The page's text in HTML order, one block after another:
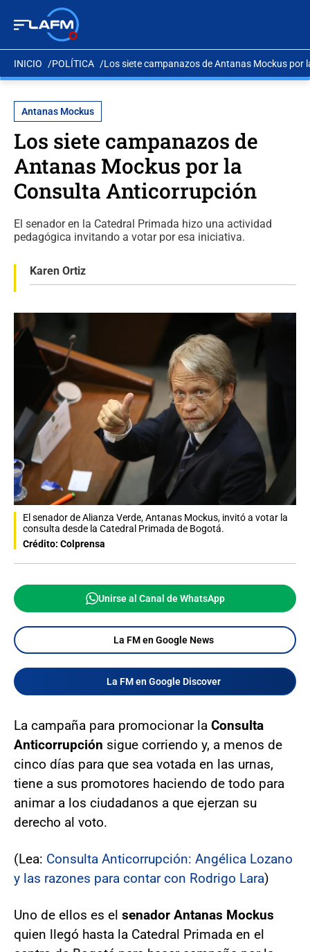
INICIO POLÍTICA Los siete campanazos de Antanas Mockus por
Antanas Mockus
Los siete campanazos de
Antanas Mockus por la
Consulta Anticorrupción
El senador en la Catedral Primada hizo una actividad
pedagógica invitando a votar por esa iniciativa.
Karen Ortiz
El senador de Alianza Verde, Antanas Mockus, invitó a votar la
consulta desde la Catedral Primada de Bogotá.
Crédito: Colprensa
Unirse al Canal de WhatsApp
La FM en Google News
La FM en Google Discover
La campaña para promocionar la Consulta
Anticorrupción sigue corriendo y, a menos de
cinco días para que sea votada en las urnas,
tiene a sus promotores haciendo de todo para
animar a los ciudadanos a que ejerzan su
derecho al voto.
(Lea: Consulta Anticorrupción: Angélica Lozano
y las razones para contar con Rodrigo Lara)
Uno de ellos es el senador Antanas Mockus
quien llegó hasta la Catedral Primada en el